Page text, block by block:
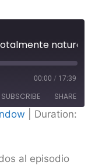
natural
00:00 / 17:39
SUBSCRIBE SHARE
Duration:
al episodio